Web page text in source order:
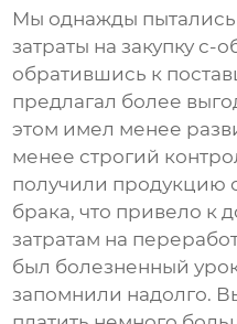
Мы однажды
затраты на закупку с-
обратившись к
предлагал более
этом имел менее
менее строгий
получили продукцию
брака, что привело к
затратам на
был болезненный
запомнили надолго.